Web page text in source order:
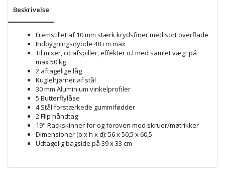
Beskrivelse
Fremstillet af 10 mm stærk krydsfiner med sort overflade
Indbygningsdybde 48 cm max
Til mixer, cd afspiller, effekter o.l med samlet vægt på
max 50 kg
2 aftagelige låg
Kuglehjørner af stål
30 mm Aluminium vinkelprofiler
5 Butterflylåse
4 Stål forstærkede gummifødder
2 Flip håndtag
19" Rackskinner for og foroven med skruer/møtrikker
Dimensioner (b x h x d): 56 x 50,5 x 60,5
Udtagelig bagside på 39 x 33 cm